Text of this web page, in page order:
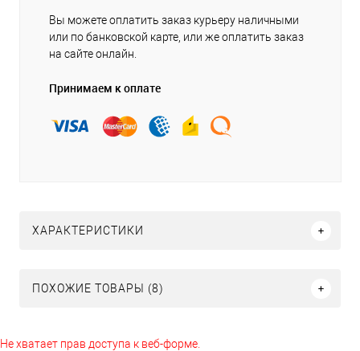
Вы можете оплатить заказ курьеру наличными
или по банковской карте, или же оплатить заказ
на сайте онлайн.
Принимаем к оплате
ХАРАКТЕРИСТИКИ
ПОХОЖИЕ ТОВАРЫ (8)
Не хватает прав доступа к веб-форме.